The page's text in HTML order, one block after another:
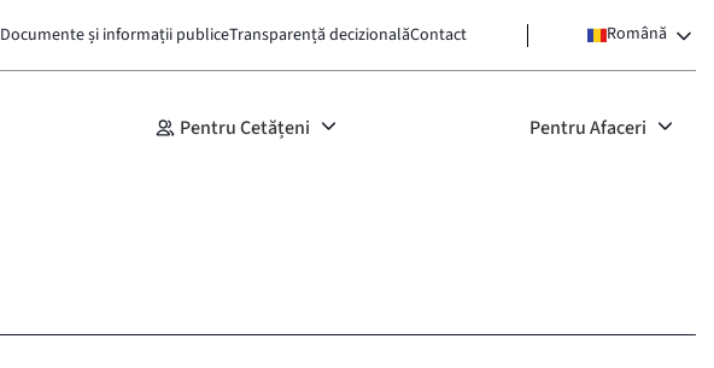
Documente și informații publiceTransparență decizionalăContact Română
Pentru Cetățeni Pentru Afaceri